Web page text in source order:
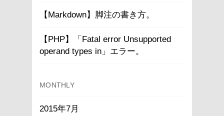
【Markdown】脚注の書き方。
【PHP】「Fatal error Unsupported
operand types in」エラー。
MONTHLY
2015年7月